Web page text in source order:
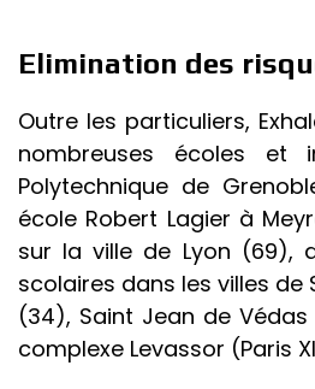
Elimination des
Outre les particuliers,
nombreuses écoles et
Polytechnique de
école Robert Lagier à
sur la ville de Lyon (69),
scolaires dans les villes de
(34), Saint Jean de
complexe Levassor (Paris